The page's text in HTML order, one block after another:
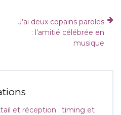
J’ai deux copains paroles
: l’amitié célébrée en
musique
et réception : timing et